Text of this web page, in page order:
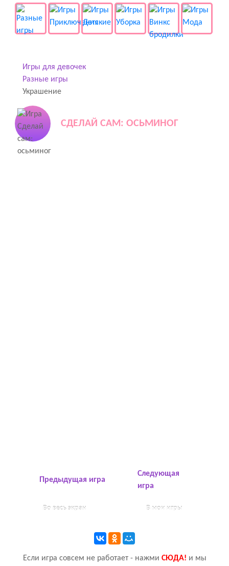
Игры для девочек
Разные игры
Украшение
СДЕЛАЙ САМ: ОСЬМИНОГ
Предыдущая игра
Во весь экран В мои игры
Следующая
игра
Если игра совсем не работает - нажми CЮДА! и мы